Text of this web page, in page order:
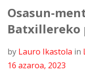
Osasun-
Batxillereko
by Lauro Ikastola in
16 azaroa, 2023